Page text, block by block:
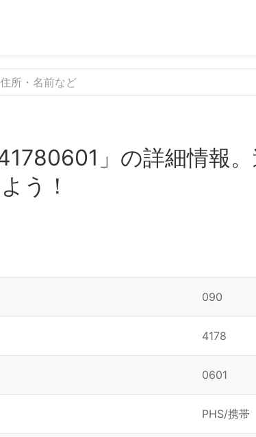
」の詳細情報
う！
090
4178
0601
PHS/携帯